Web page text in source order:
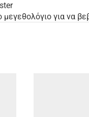
για να